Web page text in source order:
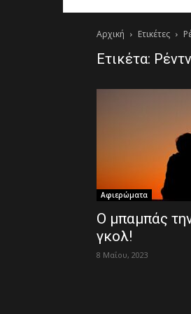
Αρχική Ετικέτες
Ετικέτα:
Αφιερώματα
Ο μπαμπάς
γκολ!
8 Μαΐου, 2023